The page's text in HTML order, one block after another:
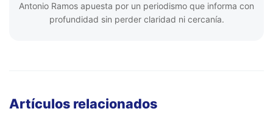
Antonio Ramos apuesta por un periodismo que informa con
profundidad sin perder claridad ni cercanía.
Artículos relacionados